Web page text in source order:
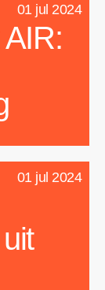
01 jul 2024
01 jul 2024